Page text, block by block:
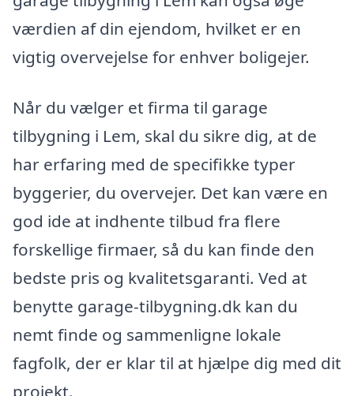
værdien af din ejendom, hvilket er en
vigtig overvejelse for enhver boligejer.
Når du vælger et firma til garage
tilbygning i Lem, skal du sikre dig, at de
har erfaring med de specifikke typer
byggerier, du overvejer. Det kan være en
god ide at indhente tilbud fra flere
forskellige firmaer, så du kan finde den
bedste pris og kvalitetsgaranti. Ved at
benytte garage-tilbygning.dk kan du
nemt finde og sammenligne lokale
fagfolk, der er klar til at hjælpe dig med dit
projekt.